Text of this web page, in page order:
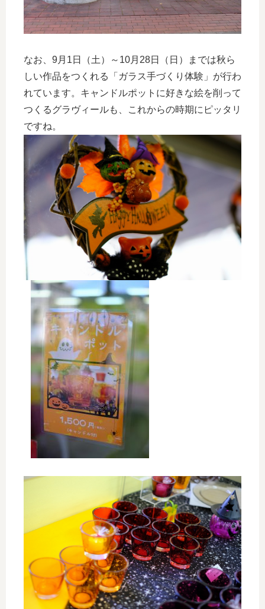
なお、9月1日（土）～10月28日（日）までは秋ら
しい作品をつくれる「ガラス手づくり体験」が行わ
れています。キャンドルポットに好きな絵を削って
つくるグラヴィールも、これからの時期にピッタリ
ですね。